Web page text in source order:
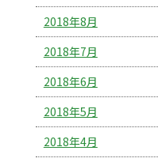
2018年8月
2018年7月
2018年6月
2018年5月
2018年4月